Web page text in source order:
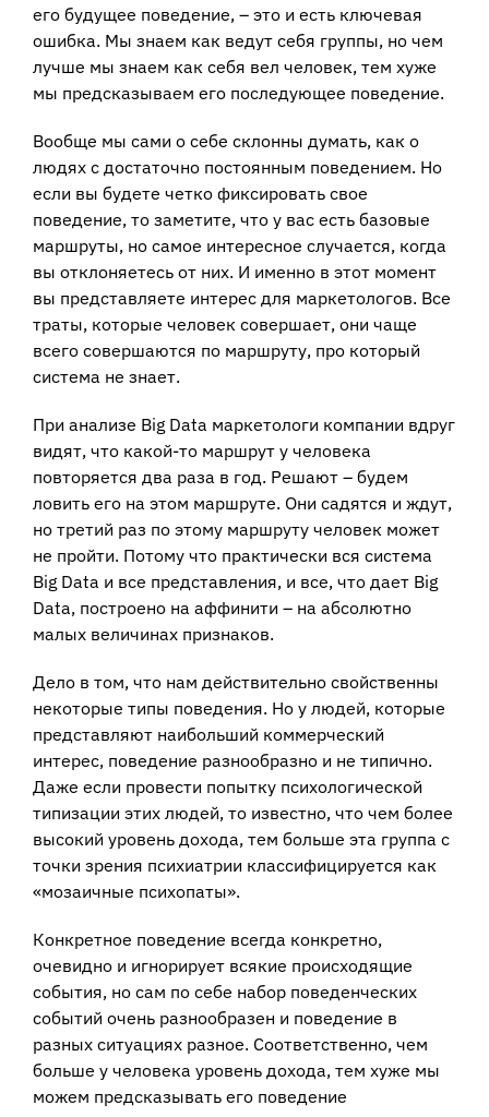
его будущее поведение, – это и есть ключевая
ошибка. Мы знаем как ведут себя группы, но чем
лучше мы знаем как себя вел человек, тем хуже
мы предсказываем его последующее поведение.
Вообще мы сами о себе склонны думать, как о
людях с достаточно постоянным поведением. Но
если вы будете четко фиксировать свое
поведение, то заметите, что у вас есть базовые
маршруты, но самое интересное случается, когда
вы отклоняетесь от них. И именно в этот момент
вы представляете интерес для маркетологов. Все
траты, которые человек совершает, они чаще
всего совершаются по маршруту, про который
система не знает.
При анализе Big Data маркетологи компании вдруг
видят, что какой-то маршрут у человека
повторяется два раза в год. Решают – будем
ловить его на этом маршруте. Они садятся и ждут,
но третий раз по этому маршруту человек может
не пройти. Потому что практически вся система
Big Data и все представления, и все, что дает Big
Data, построено на аффинити – на абсолютно
малых величинах признаков.
Дело в том, что нам действительно свойственны
некоторые типы поведения. Но у людей, которые
представляют наибольший коммерческий
интерес, поведение разнообразно и не типично.
Даже если провести попытку психологической
типизации этих людей, то известно, что чем более
высокий уровень дохода, тем больше эта группа с
точки зрения психиатрии классифицируется как
«мозаичные психопаты».
Конкретное поведение всегда конкретно,
очевидно и игнорирует всякие происходящие
события, но сам по себе набор поведенческих
событий очень разнообразен и поведение в
разных ситуациях разное. Соответственно, чем
больше у человека уровень дохода, тем хуже мы
можем предсказывать его поведение